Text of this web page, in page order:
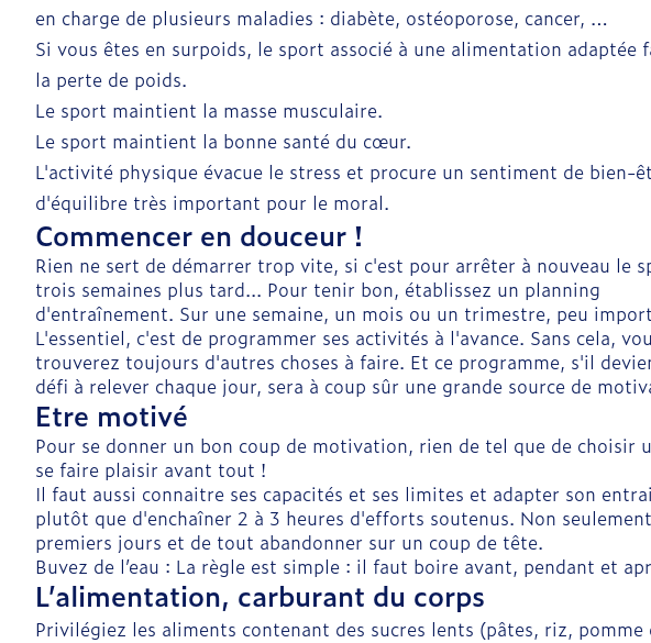
en charge de plusieurs maladies : diabète, ostéoporose, cancer, …
Si vous êtes en surpoids, le sport associé à une alimentation adaptée
la perte de poids.
Le sport maintient la masse musculaire.
Le sport maintient la bonne santé du cœur.
L'activité physique évacue le stress et procure un sentiment de bien-
d'équilibre très important pour le moral.
Commencer en douceur !
Rien ne sert de démarrer trop vite, si c'est pour arrêter à nouveau le
trois semaines plus tard... Pour tenir bon, établissez un planning
d'entraînement. Sur une semaine, un mois ou un trimestre, peu
L'essentiel, c'est de programmer ses activités à l'avance. Sans cela,
trouverez toujours d'autres choses à faire. Et ce programme, s'il
défi à relever chaque jour, sera à coup sûr une grande source de
Etre motivé
Pour se donner un bon coup de motivation, rien de tel que de
se faire plaisir avant tout !
Il faut aussi connaitre ses capacités et ses limites et adapter son
plutôt que d'enchaîner 2 à 3 heures d'efforts soutenus. Non
premiers jours et de tout abandonner sur un coup de tête.
Buvez de l’eau : La règle est simple : il faut boire avant, pendant et
L’alimentation, carburant du corps
Privilégiez les aliments contenant des sucres lents (pâtes, riz,